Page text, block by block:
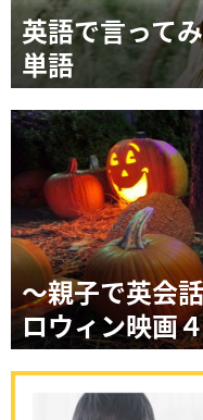
英語で言って
単語
～親子で英会
ロウィン映画